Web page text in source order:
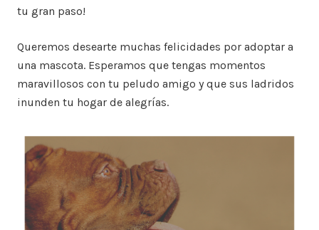
tu gran paso!
Queremos desearte muchas felicidades por adoptar a
una mascota. Esperamos que tengas momentos
maravillosos con tu peludo amigo y que sus ladridos
inunden tu hogar de alegrías.